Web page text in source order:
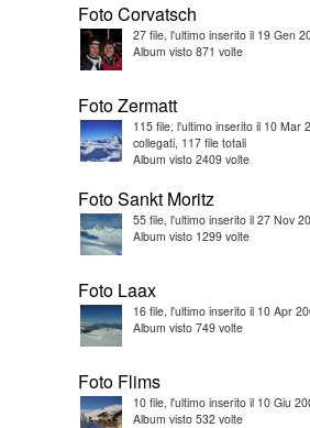
Foto Corvatsch
27 file, l'ultimo inserito il 19 Gen
Album visto 871 volte
Foto Zermatt
115 file, l'ultimo inserito il 10 Mar
collegati, 117 file totali
Album visto 2409 volte
Foto Sankt Moritz
55 file, l'ultimo inserito il 27 Nov
Album visto 1299 volte
Foto Laax
16 file, l'ultimo inserito il 10 Apr
Album visto 749 volte
Foto Flims
10 file, l'ultimo inserito il 10 Giu
Album visto 532 volte